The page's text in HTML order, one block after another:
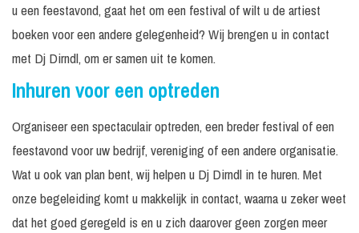
u een feestavond, gaat het om een festival of wilt u de artiest
boeken voor een andere gelegenheid? Wij brengen u in contact
met Dj Dirndl, om er samen uit te komen.
Inhuren voor een optreden
Organiseer een spectaculair optreden, een breder festival of een
feestavond voor uw bedrijf, vereniging of een andere organisatie.
Wat u ook van plan bent, wij helpen u Dj Dirndl in te huren. Met
onze begeleiding komt u makkelijk in contact, waarna u zeker weet
dat het goed geregeld is en u zich daarover geen zorgen meer